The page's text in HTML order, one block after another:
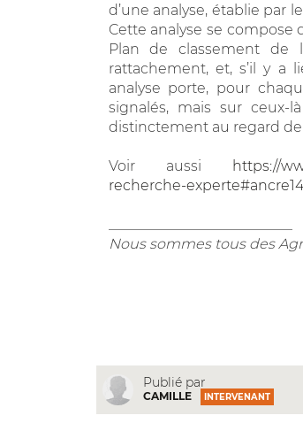
d’une analyse, établie par
Cette analyse se compose
Plan de classement de
rattachement, et, s’il y a
analyse porte, pour
signalés, mais sur ceux-
distinctement au regard
Voir aussi https://
recherche-
Nous sommes tous des
Publié par
CAMILLE INTERVENANT